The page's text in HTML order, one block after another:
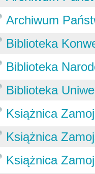
Archiwum
Biblioteka
Biblioteka
Biblioteka
Książnica
Książnica
Książnica